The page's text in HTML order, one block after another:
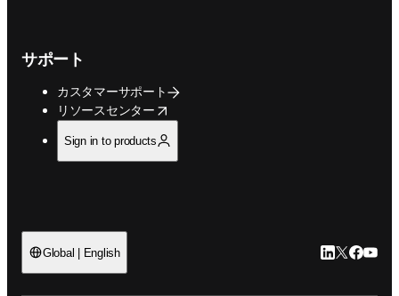
サポート
カスタマーサポート
リソースセンター
opens in new tab/window
Sign in to products
Global | English LinkedIn 新
Twitter 新